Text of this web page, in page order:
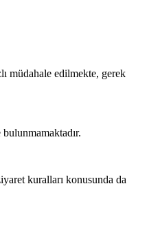
müdahale edilmekte, gerek
kuralları konusunda da